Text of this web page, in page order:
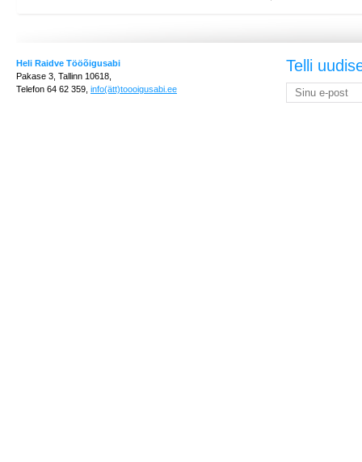
Heli Raidve Tööõigusabi
Pakase 3, Tallinn 10618,
Telefon 64 62 359, info(ätt)toooigusabi.ee
Telli